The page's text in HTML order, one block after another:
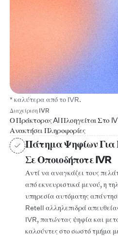
* καλύτερα από το IVR.
Διαχείριση IVR
Ο Πράκτορας AI Πλοηγείται Στο
Ανακτήσει Πληροφορίες
Πάτημα Ψηφίων Για
Σε Οποιοδήποτε IVR
Αντί να αναγκάζει τους
από εκνευριστικά μενού, η
υπηρεσία αυτόματης
Retell αλληλεπιδρά
IVR, πατώντας ψηφία και
καλούντες στο σωστό τμήμα